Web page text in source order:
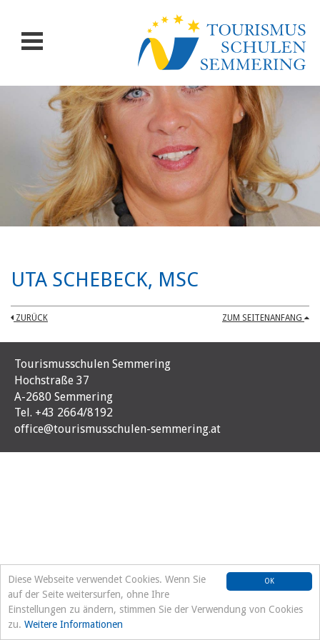
OK
Diese Webseite verwendet Cookies. Wenn Sie
auf der Seite weitersurfen, ohne Ihre
Einstellungen zu ändern, stimmen Sie der Verwendung von Cookies
zu. Weitere Informationen
UTA SCHEBECK, MSC
ZURÜCK ZUM SEITENANFANG
Tourismusschulen Semmering
Hochstraße 37
A-2680 Semmering
Tel. +43 2664/8192
office@tourismusschulen-semmering.at